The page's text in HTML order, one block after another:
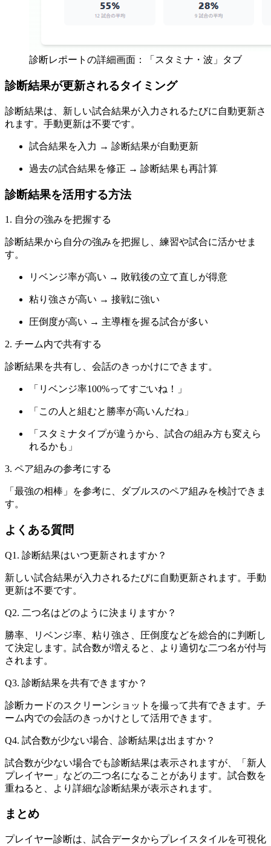
診断レポートの詳細画面：「スタミナ・波」タブ
診断結果が更新されるタイミング
診断結果は、新しい試合結果が入力されるたびに自動更新さ
れます。手動更新は不要です。
試合結果を入力 → 診断結果が自動更新
過去の試合結果を修正 → 診断結果も再計算
診断結果を活用する方法
1. 自分の強みを把握する
診断結果から自分の強みを把握し、練習や試合に活かせま
す。
リベンジ率が高い → 敗戦後の立て直しが得意
粘り強さが高い → 接戦に強い
圧倒度が高い → 主導権を握る試合が多い
2. チーム内で共有する
診断結果を共有し、会話のきっかけにできます。
「リベンジ率100%ってすごいね！」
「この人と組むと勝率が高いんだね」
「スタミナタイプが違うから、試合の組み方も変えら
れるかも」
3. ペア組みの参考にする
「最強の相棒」を参考に、ダブルスのペア組みを検討できま
す。
よくある質問
Q1. 診断結果はいつ更新されますか？
新しい試合結果が入力されるたびに自動更新されます。手動
更新は不要です。
Q2. 二つ名はどのように決まりますか？
勝率、リベンジ率、粘り強さ、圧倒度などを総合的に判断し
て決定します。試合数が増えると、より適切な二つ名が付与
されます。
Q3. 診断結果を共有できますか？
診断カードのスクリーンショットを撮って共有できます。チ
ーム内での会話のきっかけとして活用できます。
Q4. 試合数が少ない場合、診断結果は出ますか？
試合数が少ない場合でも診断結果は表示されますが、「新人
プレイヤー」などの二つ名になることがあります。試合数を
重ねると、より詳細な診断結果が表示されます。
まとめ
プレイヤー診断は、試合データからプレイスタイルを可視化